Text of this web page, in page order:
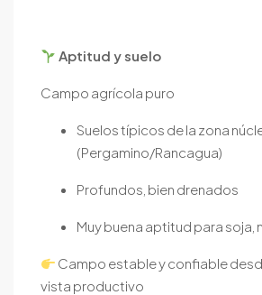
Aptitud y suelo
Campo agrícola puro
Suelos típicos de la zona
(Pergamino/Rancagua)
Profundos, bien drenados
Muy buena aptitud para soja,
Campo estable y confiable
vista productivo